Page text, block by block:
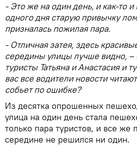
- Это же на один день, и как-то
одного дня старую привычку
призналась пожилая пара.
- Отличная затея, здесь
середины улицы лучше видно, –
туристы Татьяна и Анастасия и
вас все водители новости
собьет по ошибке?
Из десятка опрошенных
улица на один день стала
только пара туристов, и все же
середине не решился ни один.